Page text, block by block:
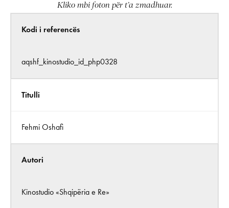
Kliko mbi foton për t’a zmadhuar.
Kodi i referencës
aqshf_kinostudio_id_php0328
Titulli
Fehmi Oshafi
Autori
Kinostudio «Shqipëria e Re»